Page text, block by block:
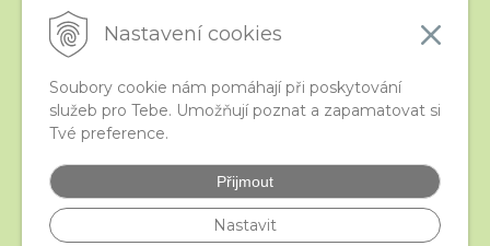
Nastavení cookies
Soubory cookie nám pomáhají při poskytování
služeb pro Tebe. Umožňují poznat a zapamatovat si
Tvé preference.
Přijmout
Nastavit
iStraka
Velkoobchod
Nejčastější otázky
České puncovní značky